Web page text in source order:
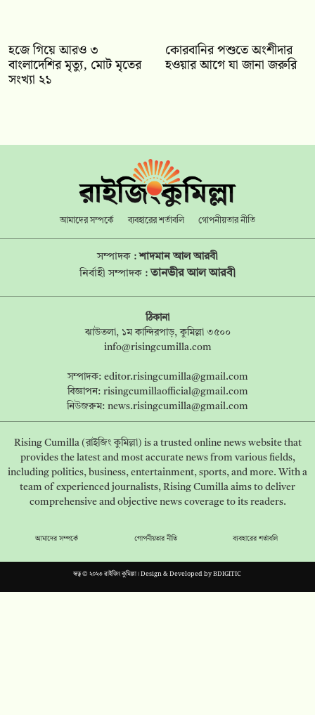
হজে গিয়ে আরও ৩
বাংলাদেশির মৃত্যু, মোট মৃতের
সংখ্যা ২১
কোরবানির পশুতে অংশীদার
হওয়ার আগে যা জানা জরুরি
আমাদের সম্পর্কে ব্যবহারের শর্তাবলি গোপনীয়তার নীতি
সম্পাদক :শাদমান আল আরবী
নির্বাহী সম্পাদক : তানভীর আল আরবী
ঠিকানা
ঝাউতলা, ১ম কান্দিরপাড়, কুমিল্লা ৩৫০০
info@risingcumilla.com
সম্পাদক: editor.risingcumilla@gmail.com
বিজ্ঞাপন: risingcumillaofficial@gmail.com
নিউজরুম: news.risingcumilla@gmail.com
Rising Cumilla (রাইজিং কুমিল্লা) is a trusted online news website that
provides the latest and most accurate news from various fields,
including politics, business, entertainment, sports, and more. With a
team of experienced journalists, Rising Cumilla aims to deliver
comprehensive and objective news coverage to its readers.
আমাদের সম্পর্কে গোপনীয়তার নীতি ব্যবহারের শর্তাবলি
স্বত্ব © ২০২৩ রাইজিং কুমিল্লা। Design & Developed byBDIGITIC